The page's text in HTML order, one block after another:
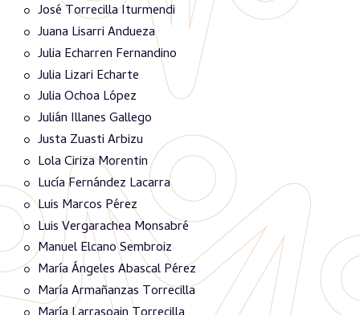
José Torrecilla Iturmendi
Juana Lisarri Andueza
Julia Echarren Fernandino
Julia Lizari Echarte
Julia Ochoa López
Julián Illanes Gallego
Justa Zuasti Arbizu
Lola Ciriza Morentin
Lucía Fernández Lacarra
Luis Marcos Pérez
Luis Vergarachea Monsabré
Manuel Elcano Sembroiz
María Ángeles Abascal Pérez
María Armañanzas Torrecilla